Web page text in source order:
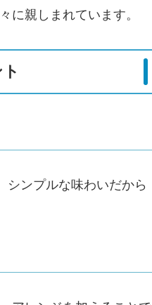
に親しまれています。
シンプルな味わいだから